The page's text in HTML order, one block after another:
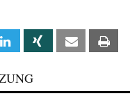
Linkedin Xing Email